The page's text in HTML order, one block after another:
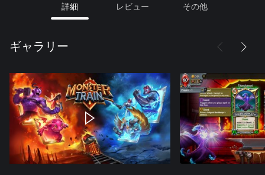
詳細 レビュー その他
ギャラリー